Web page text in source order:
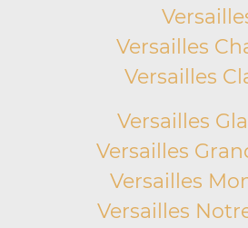
Versailles
Versailles
Versailles
Versailles
Versailles
Versailles